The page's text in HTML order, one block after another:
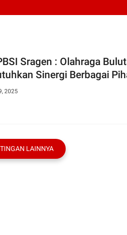
Sragen : Olahraga
Sinergi Berbagai
2025
LAINNYA